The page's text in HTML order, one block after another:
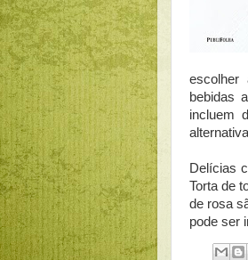
escolher
bebidas
incluem
Delícias
Torta de
de rosa
pode ser